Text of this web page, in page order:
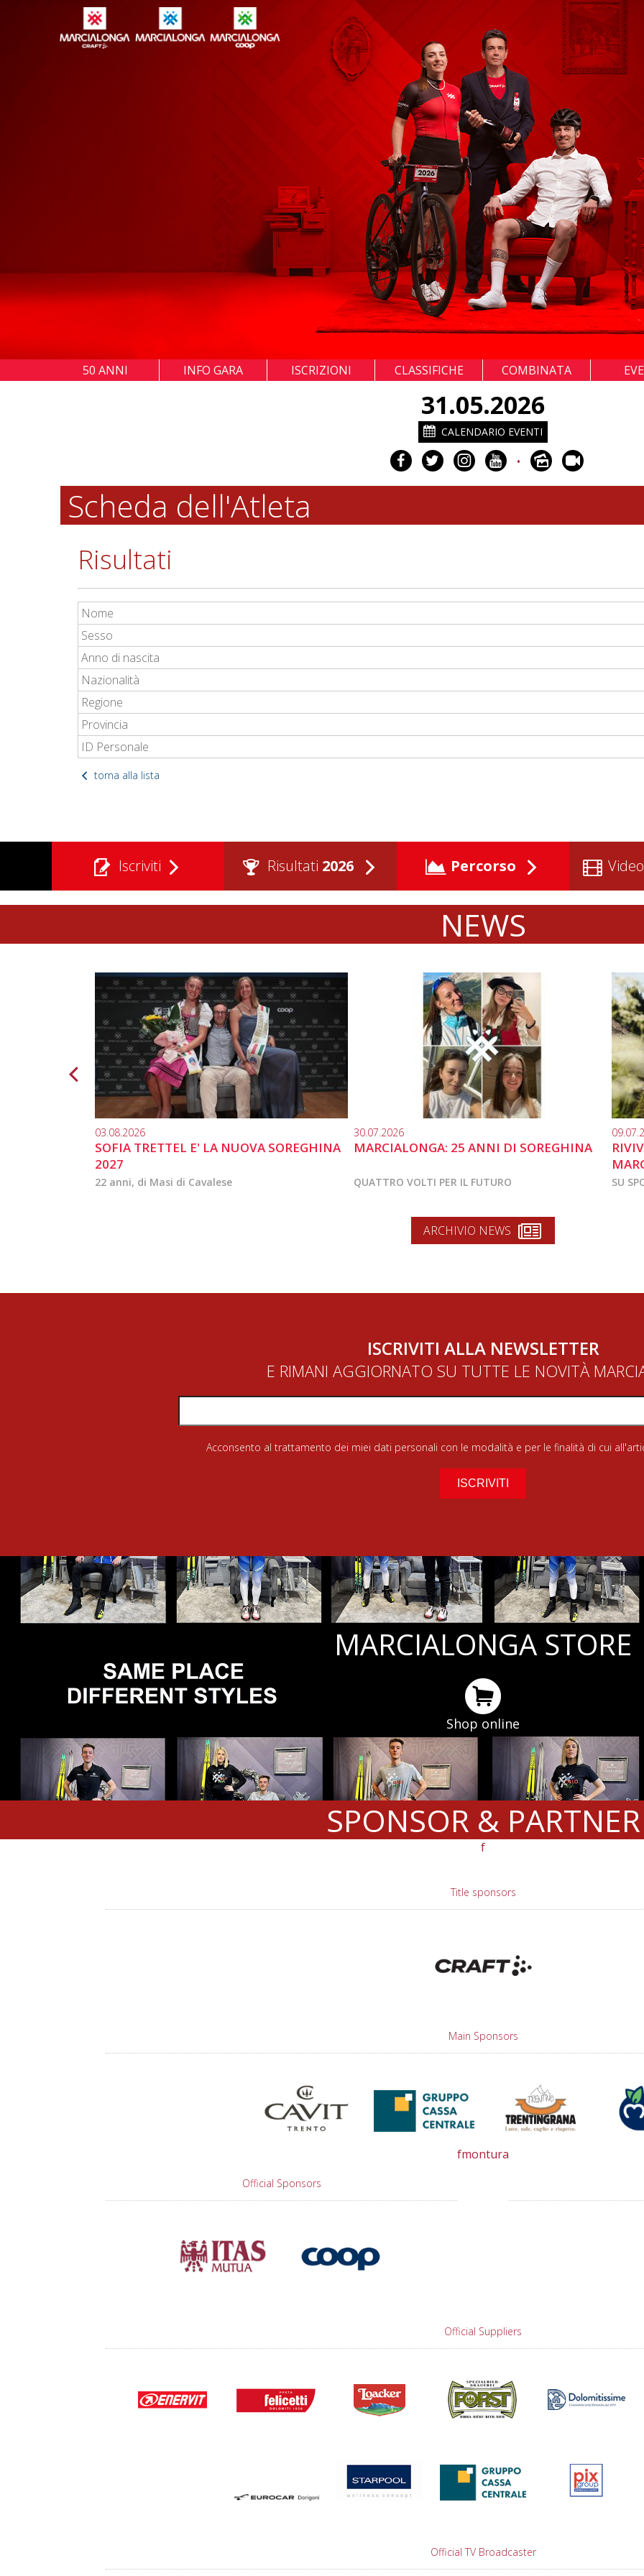
50 ANNI INFO GARA ISCRIZIONI CLASSIFICHE COMBINATA
31.05.2026
CALENDARIO EVENTI
•
Scheda dell'Atleta
Risultati
Nome
Sesso
Anno di nascita
Nazionalità
Regione
Provincia
ID Personale
torna alla lista
Iscriviti Risultati 2026 Percorso Video
NEWS
03.08.2026
SOFIA TRETTEL E' LA NUOVA SOREGHINA
2027
22 anni, di Masi di Cavalese
30.07.2026
MARCIALONGA: 25 ANNI DI SOREGHINA
QUATTRO VOLTI PER IL FUTURO SU
ARCHIVIO NEWS
ISCRIVITI ALLA NEWSLETTER
E RIMANI AGGIORNATO SU TUTTE LE NOVITÀ
Acconsento al trattamento dei miei dati personali con le modalità e per le finalità di cui
MARCIALONGA STORE
Shop online
SPONSOR & PARTNER
f
Title sponsors
Main Sponsors
Official Sponsors
fmontura
Official Suppliers
Official TV Broadcaster